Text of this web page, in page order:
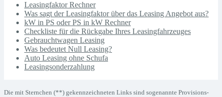
Leasingfaktor Rechner
Was sagt der Leasingfaktor über das Leasing Angebot aus?
kW in PS oder PS in kW Rechner
Checkliste für die Rückgabe Ihres Leasingfahrzeuges
Gebrauchtwagen Leasing
Was bedeutet Null Leasing?
Auto Leasing ohne Schufa
Leasingsonderzahlung
Die mit Sternchen (**) gekennzeichneten Links sind sogenannte Provisions-